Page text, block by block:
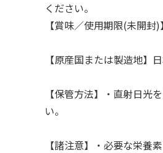
ください。
【賞味／使用期限(未開封
【原産国または製造地】
【保管方法】・直射日光
い。
【諸注意】・必要な栄養